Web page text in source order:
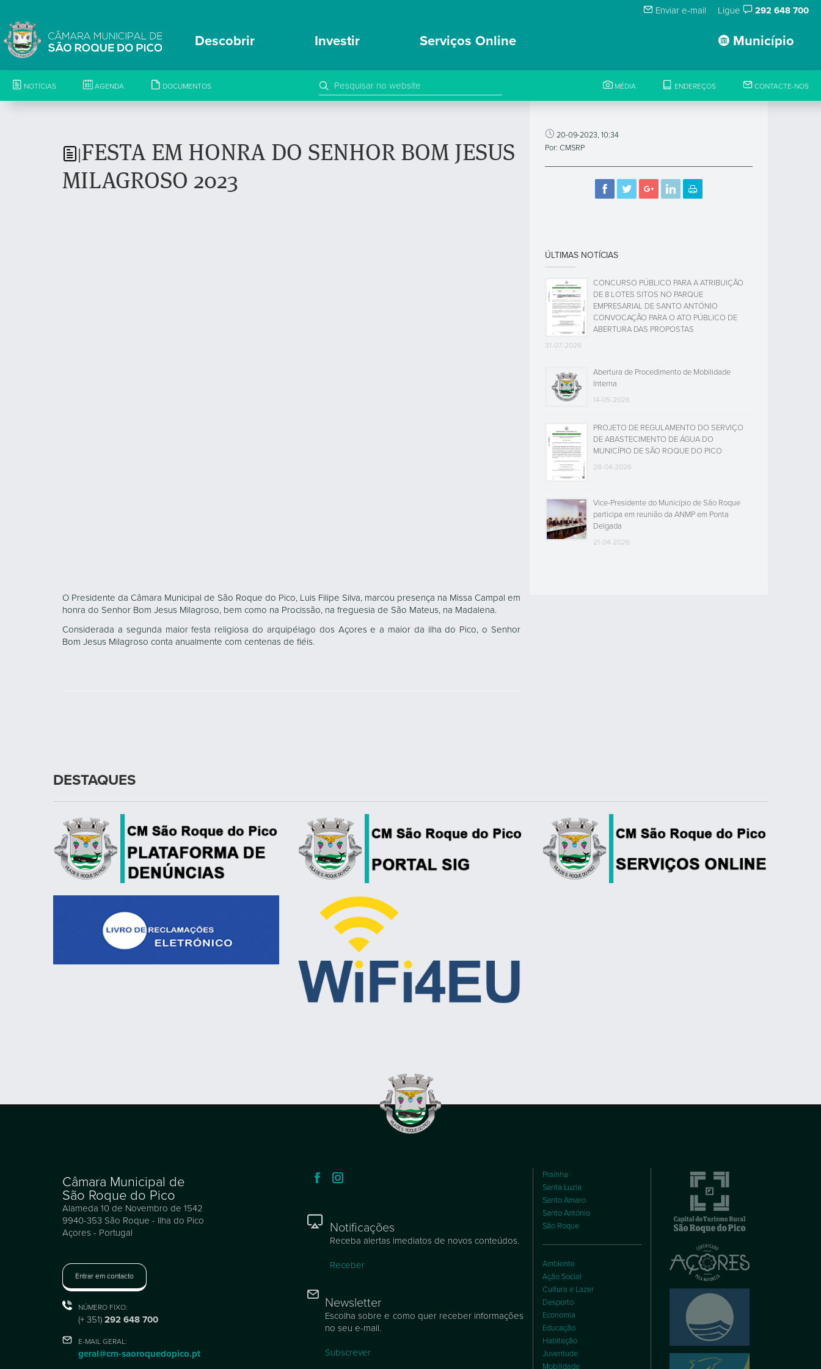
Enviar e-mail Ligue 292 648 700
Município
Descobrir Investir Serviços Online
NOTÍCIAS AGENDA DOCUMENTOS MÉDIA ENDEREÇOS CONTACTE-NOS
FESTA EM HONRA DO SENHOR BOM JESUS
MILAGROSO 2023
O Presidente da Câmara Municipal de São Roque do Pico, Luis Filipe Silva, marcou presença na Missa Campal em
honra do Senhor Bom Jesus Milagroso, bem como na Procissão, na freguesia de São Mateus, na Madalena.
Considerada a segunda maior festa religiosa do arquipélago dos Açores e a maior da ilha do Pico, o Senhor
Bom Jesus Milagroso conta anualmente com centenas de fiéis.
20-09-2023, 10:34
Por: CMSRP
ÚLTIMAS NOTÍCIAS
CONCURSO PÚBLICO PARA A ATRIBUIÇÃO
DE 8 LOTES SITOS NO PARQUE
EMPRESARIAL DE SANTO ANTÓNIO
CONVOCAÇÃO PARA O ATO PÚBLICO DE
ABERTURA DAS PROPOSTAS
31-07-2026
Abertura de Procedimento de Mobilidade
Interna
14-05-2026
PROJETO DE REGULAMENTO DO SERVIÇO
DE ABASTECIMENTO DE ÁGUA DO
MUNICÍPIO DE SÃO ROQUE DO PICO
28-04-2026
Vice-Presidente do Município de São Roque
participa em reunião da ANMP em Ponta
Delgada
21-04-2026
DESTAQUES
Câmara Municipal de
São Roque do Pico
Alameda 10 de Novembro de 1542
9940-353 São Roque - Ilha do Pico
Açores - Portugal
Entrar em contacto
NÚMERO FIXO:
(+ 351) 292 648 700
E-MAIL GERAL:
geral@cm-saoroquedopico.pt
Notificações
Receba alertas imediatos de novos conteúdos.
Receber
Newsletter
Escolha sobre e como quer receber informações
no seu e-mail.
Subscrever
Praínha
Santa Luzia
Santo Amaro
Santo António
São Roque
Ambiente
Ação Social
Cultura e Lazer
Desporto
Economia
Educação
Habitação
Juventude
Mobilidade